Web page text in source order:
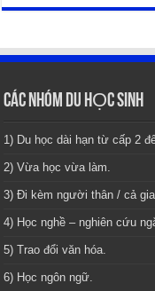
CÁC NHÓM DU HỌC SINH
1) Du học dài hạn từ cấp 2
2) Vừa học vừa làm.
3) Đi kèm người thân / cả
4) Học nghề – nghiên cứu
5) Trao đổi văn hóa.
6) Học ngôn ngữ.